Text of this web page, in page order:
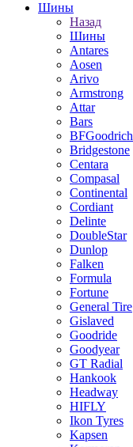
Шины
Назад
Шины
Antares
Aosen
Arivo
Armstrong
Attar
Bars
BFGoodrich
Bridgestone
Centara
Compasal
Continental
Cordiant
Delinte
DoubleStar
Dunlop
Falken
Formula
Fortune
General Tire
Gislaved
Goodride
Goodyear
GT Radial
Hankook
Headway
HIFLY
Ikon Tyres
Kapsen